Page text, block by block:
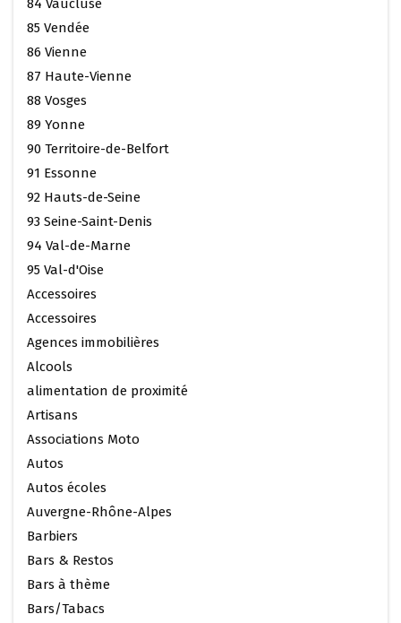
84 Vaucluse
85 Vendée
86 Vienne
87 Haute-Vienne
88 Vosges
89 Yonne
90 Territoire-de-Belfort
91 Essonne
92 Hauts-de-Seine
93 Seine-Saint-Denis
94 Val-de-Marne
95 Val-d'Oise
Accessoires
Accessoires
Agences immobilières
Alcools
alimentation de proximité
Artisans
Associations Moto
Autos
Autos écoles
Auvergne-Rhône-Alpes
Barbiers
Bars & Restos
Bars à thème
Bars/Tabacs